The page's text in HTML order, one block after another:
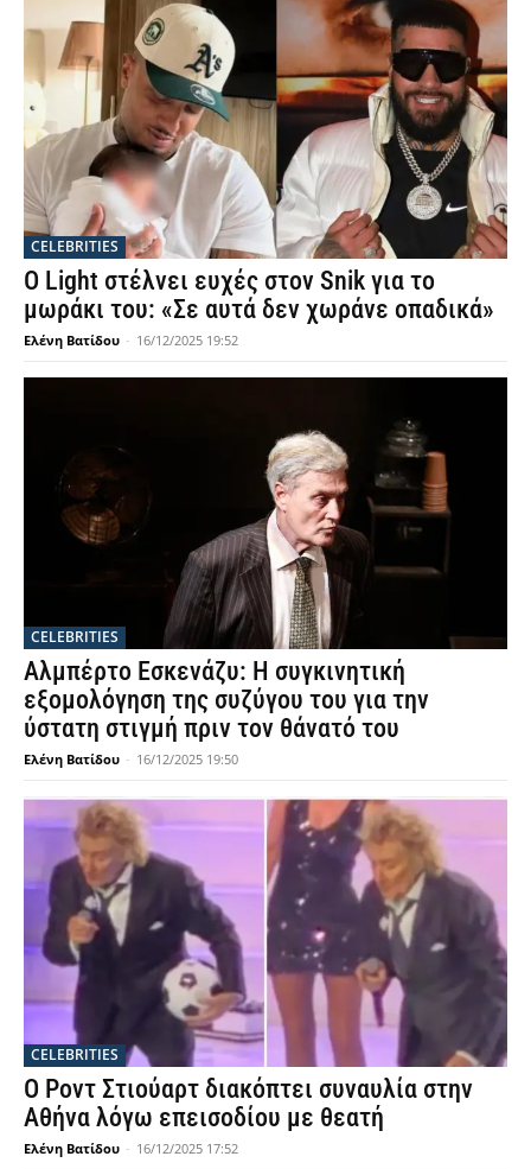
CELEBRITIES
Ο Light στέλνει ευχές στον Snik για το
μωράκι του: «Σε αυτά δεν χωράνε οπαδικά»
Ελένη Βατίδου - 16/12/2025 19:52
CELEBRITIES
Αλμπέρτο Εσκενάζυ: Η συγκινητική
εξομολόγηση της συζύγου του για την
ύστατη στιγμή πριν τον θάνατό του
Ελένη Βατίδου - 16/12/2025 19:50
CELEBRITIES
Ο Ροντ Στιούαρτ διακόπτει συναυλία στην
Αθήνα λόγω επεισοδίου με θεατή
Ελένη Βατίδου - 16/12/2025 17:52